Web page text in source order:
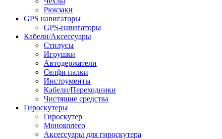
Рюкзаки
GPS навигаторы
GPS-навигаторы
Кабели/Аксессуары
Стилусы
Игрушки
Автодержатели
Селфи палки
Инструменты
Кабели/Переходники
Чистящие средства
Гироскутеры
Гироскутер
Моноколесо
Аксессуары для гироскутера